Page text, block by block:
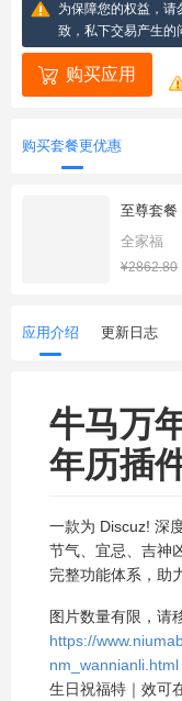
为保障您的权益，
致，私下交易产生的
购买应用
购买套餐更优惠
至尊套餐
全家福
¥2862.80
应用介绍 更新日志
牛马万
年历插
一款为 Discuz! 深
节气、宜忌、吉神
完整功能体系，助
图片数量有限，请
https://
nm_wannianli.html
生日祝福特｜效可